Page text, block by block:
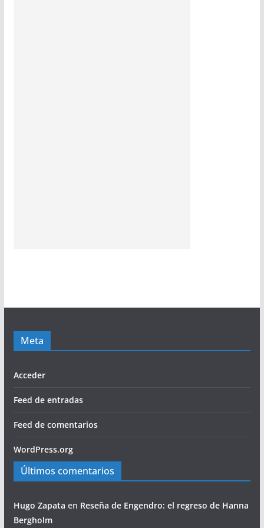
Meta
Acceder
Feed de entradas
Feed de comentarios
WordPress.org
Últimos comentarios
Hugo Zapata en Reseña de Engendro: el regreso de Hanna
Bergholm